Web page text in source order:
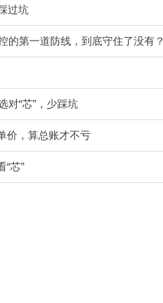
过坑
的第一道防线，到底守住了没有？
对“芯”，少踩坑
价，算总账才不亏
“芯”